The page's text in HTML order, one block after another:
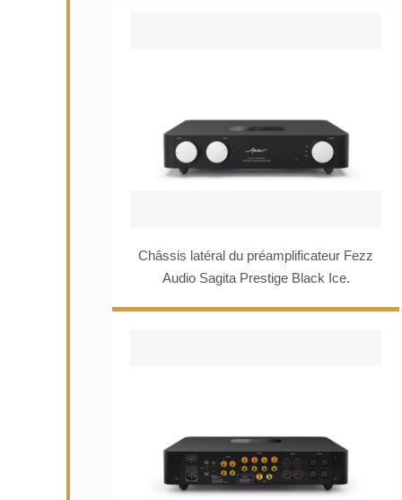
Châssis latéral du préamplificateur Fezz
Audio Sagita Prestige Black Ice.